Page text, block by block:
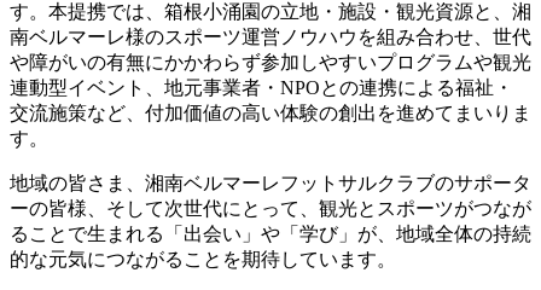
す。本提携では、箱根小涌園の立地・施設・観光資源と、湘
南ベルマーレ様のスポーツ運営ノウハウを組み合わせ、世代
や障がいの有無にかかわらず参加しやすいプログラムや観光
連動型イベント、地元事業者・NPOとの連携による福祉・
交流施策など、付加価値の高い体験の創出を進めてまいりま
す。
地域の皆さま、湘南ベルマーレフットサルクラブのサポータ
ーの皆様、そして次世代にとって、観光とスポーツがつなが
ることで生まれる「出会い」や「学び」が、地域全体の持続
的な元気につながることを期待しています。